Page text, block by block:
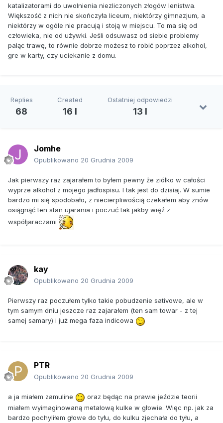
katalizatorami do uwolnienia niezliczonych złogów lenistwa.
Większość z nich nie skończyła liceum, niektórzy gimnazjum, a
niektórzy w ogóle nie pracują i stoją w miejscu. To ma się od
człowieka, nie od używki. Jeśli odsuwasz od siebie problemy
paląc trawę, to równie dobrze możesz to robić poprzez alkohol,
gre w karty, czy uciekanie z domu.
Replies
68
Created
16 l
Ostatniej odpowiedzi
13 l
Jomhe
Opublikowano 20 Grudnia 2009
Jak pierwszy raz zajarałem to byłem pewny że ziółko w całości
wyprze alkohol z mojego jadłospisu. I tak jest do dzisiaj. W sumie
bardzo mi się spodobało, z niecierpliwością czekałem aby znów
osiągnąć ten stan ujarania i poczuć tak jakby więź z
współjaraczami
kay
Opublikowano 20 Grudnia 2009
Pierwszy raz poczułem tylko takie pobudzenie sativowe, ale w
tym samym dniu jeszcze raz zajarałem (ten sam towar - z tej
samej samary) i już mega faza indicowa
PTR
Opublikowano 20 Grudnia 2009
a ja miałem zamuline
oraz będąc na prawie jeździe teorii
miałem wyimaginowaną metalową kulke w głowie. Więc np. jak za
bardzo pochyliłem głowe do tyłu, do kulku zjechała do tyłu, a